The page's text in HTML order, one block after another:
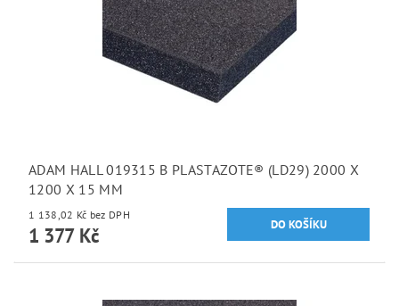
ADAM HALL 019315 B PLASTAZOTE® (LD29) 2000 X
1200 X 15 MM
1 138,02 Kč bez DPH
1 377 Kč